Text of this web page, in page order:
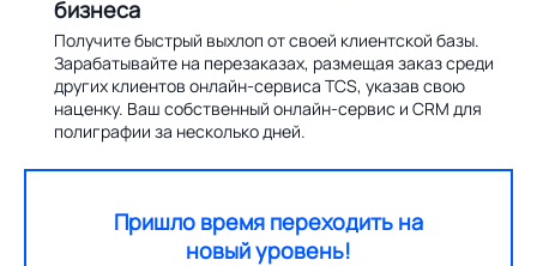
бизнеса
Получите быстрый выхлоп от своей клиентской базы.
Зарабатывайте на перезаказах, размещая заказ среди
других клиентов онлайн-сервиса TCS, указав свою
наценку. Ваш собственный онлайн-сервис и CRM для
полиграфии за несколько дней.
Пришло время переходить на
новый уровень!